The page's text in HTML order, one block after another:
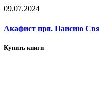
09.07.2024
Акафист прп. Паисию
Купить книги